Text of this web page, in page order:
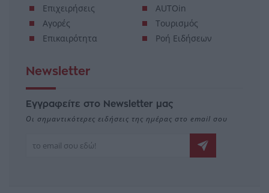
Επιχειρήσεις
Αγορές
Επικαιρότητα
AUTOin
Τουρισμός
Ροή Ειδήσεων
Newsletter
Εγγραφείτε στο Newsletter μας
Οι σημαντικότερες ειδήσεις της ημέρας στο email σου